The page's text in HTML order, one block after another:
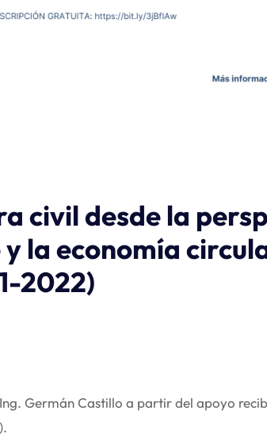
civil desde la
la economía
2022)
Germán Castillo a partir del apoyo